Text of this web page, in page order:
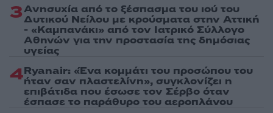
3Ανησυχία από το ξέσπασμα του ιού του
Δυτικού Νείλου με κρούσματα στην Αττική
- «Καμπανάκι» από τον Ιατρικό Σύλλογο
Αθηνών για την προστασία της δημόσιας
υγείας
4Ryanair: «Ένα κομμάτι του προσώπου του
ήταν σαν πλαστελίνη», συγκλονίζει η
επιβάτιδα που έσωσε τον Σέρβο όταν
έσπασε το παράθυρο του αεροπλάνου